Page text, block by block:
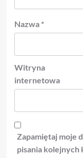
Nazwa *
Witryna
internetowa
Zapamiętaj moje
pisania kolejnych